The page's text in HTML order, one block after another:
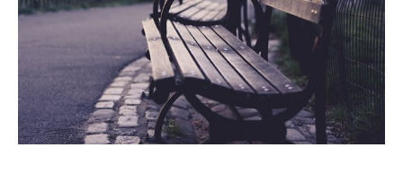
Estructures metàl·liques
Serralleria
Fusteria alumini
Llars de foc i estufes pel·let